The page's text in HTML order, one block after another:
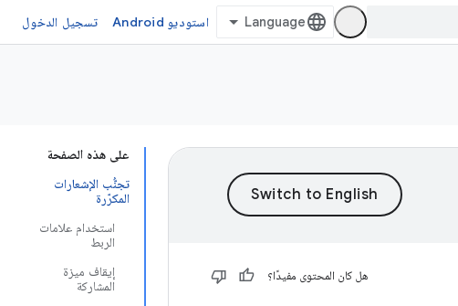
استوديو Android تسجيل الدخول
على هذه الصفحة
تجنُّب الإشعارات
المكرّرة
استخدام علامات
الربط
إيقاف ميزة
المشاركة
هل كان المحتوى مفيدًا؟